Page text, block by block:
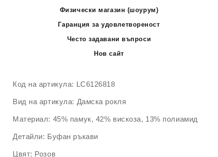
Физически магазин (шоурум)
Гаранция за удовлетвореност
Често задавани въпроси
Нов сайт
Код на артикула: LC6126818
Вид на артикула: Дамска рокля
Материал: 45% памук, 42% вискоза, 13% полиамид
Детайли: Буфан ръкави
Цвят: Розов